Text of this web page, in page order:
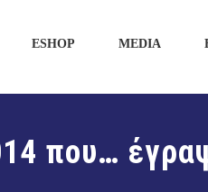
ESHOP MEDIA
που…